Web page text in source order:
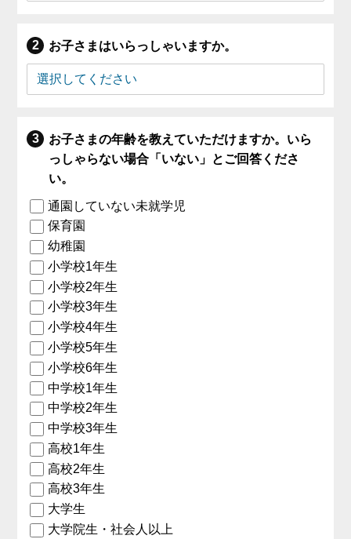
お子さまはいらっしゃいますか。
お子さまの年齢を教えていただけますか。いら
っしゃらない場合「いない」とご回答くださ
い。
通園していない未就学児
保育園
幼稚園
小学校1年生
小学校2年生
小学校3年生
小学校4年生
小学校5年生
小学校6年生
中学校1年生
中学校2年生
中学校3年生
高校1年生
高校2年生
高校3年生
大学生
大学院生・社会人以上